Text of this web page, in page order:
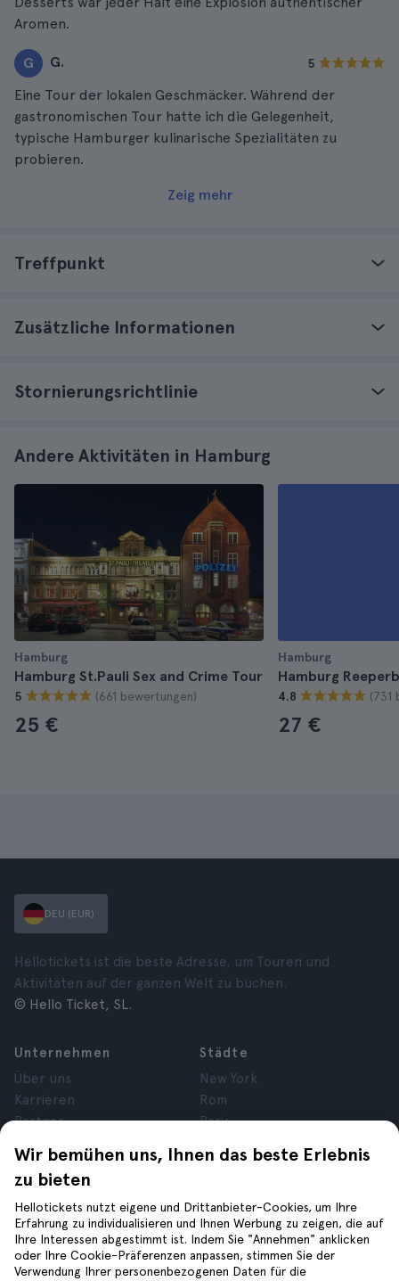
Aromen.
G G. 5
Eine Tour der lokalen Geschmäcker. Während der
gastronomischen Tour hatte ich die Gelegenheit,
typische Hamburger kulinarische Spezialitäten zu
probieren.
Zeig mehr
Treffpunkt
Zusätzliche Informationen
Stornierungsrichtlinie
Andere Aktivitäten in Hamburg
Hamburg
Hamburg St.Pauli Sex and Crime Tour
5 (661 bewertungen)
25 €
Hamburg
Hamburg
4.8 (731
27 €
Wir bemühen uns, Ihnen das beste Erlebnis
zu bieten
Hellotickets nutzt eigene und Drittanbieter-Cookies, um Ihre
Erfahrung zu individualisieren und Ihnen Werbung zu zeigen, die auf
Ihre Interessen abgestimmt ist. Indem Sie "Annehmen" anklicken
oder Ihre Cookie-Präferenzen anpassen, stimmen Sie der
Verwendung Ihrer personenbezogenen Daten für die
DEU (EUR)
Hellotickets ist die beste Adresse, um Touren und
Aktivitäten auf der ganzen Welt zu buchen.
© Hello Ticket, SL.
Unternehmen
Über uns
Karrieren
Partner
Datenschutz
Allgemeine
Geschäftsbedingungen
Cookies
Impressum
Städte
New York
Rom
Paris
Granada
Teneriffa